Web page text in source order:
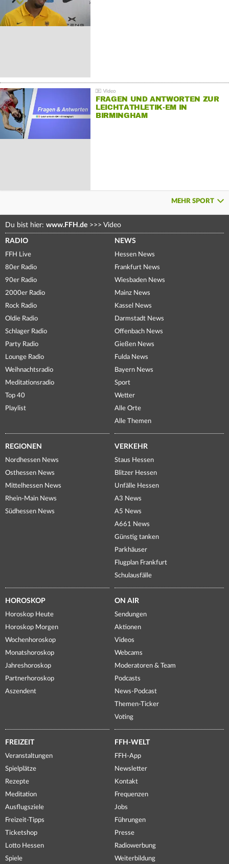
FRAGEN UND ANTWORTEN ZUR
LEICHTATHLETIK-EM IN
BIRMINGHAM
MEHR SPORT
Du bist hier: www.FFH.de >>> Video
RADIO
FFH Live
80er Radio
90er Radio
2000er Radio
Rock Radio
Oldie Radio
Schlager Radio
Party Radio
Lounge Radio
Weihnachtsradio
Meditationsradio
Top 40
Playlist
NEWS
Hessen News
Frankfurt News
Wiesbaden News
Mainz News
Kassel News
Darmstadt News
Offenbach News
Gießen News
Fulda News
Bayern News
Sport
Wetter
Alle Orte
Alle Themen
REGIONEN
Nordhessen News
Osthessen News
Mittelhessen News
Rhein-Main News
Südhessen News
VERKEHR
Staus Hessen
Blitzer Hessen
Unfälle Hessen
A3 News
A5 News
A661 News
Günstig tanken
Parkhäuser
Flugplan Frankfurt
Schulausfälle
HOROSKOP
Horoskop Heute
Horoskop Morgen
Wochenhoroskop
Monatshoroskop
Jahreshoroskop
Partnerhoroskop
Aszendent
ON AIR
Sendungen
Aktionen
Videos
Webcams
Moderatoren & Team
Podcasts
News-Podcast
Themen-Ticker
Voting
FREIZEIT
Veranstaltungen
Spielplätze
Rezepte
Meditation
Ausflugsziele
Freizeit-Tipps
Ticketshop
Lotto Hessen
Spiele
FFH-WELT
FFH-App
Newsletter
Kontakt
Frequenzen
Jobs
Führungen
Presse
Radiowerbung
Weiterbildung